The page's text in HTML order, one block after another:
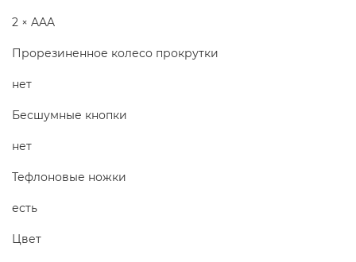
2 × AAA
Прорезиненное колесо прокрутки
нет
Бесшумные кнопки
нет
Тефлоновые ножки
есть
Цвет